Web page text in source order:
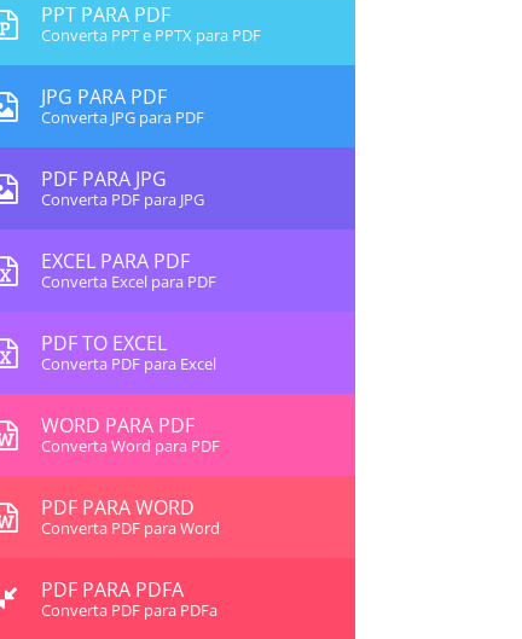
PPT PARA PDF
Converta PPT e PPTX para PDF
JPG PARA PDF
Converta JPG para PDF
PDF PARA JPG
Converta PDF para JPG
EXCEL PARA PDF
Converta Excel para PDF
PDF TO EXCEL
Converta PDF para Excel
WORD PARA PDF
Converta Word para PDF
PDF PARA WORD
Converta PDF para Word
PDF PARA PDFA
Converta PDF para PDFa